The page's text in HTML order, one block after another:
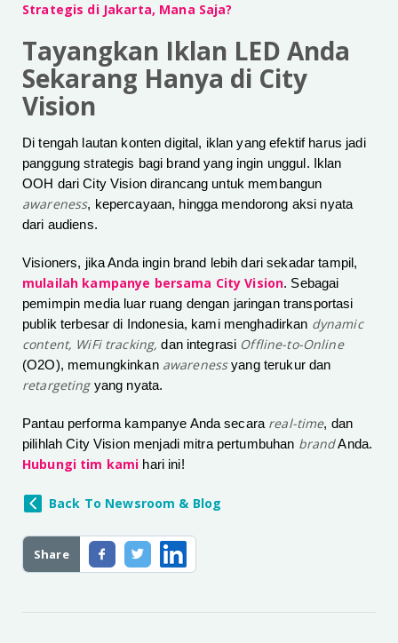
Share
Strategis di Jakarta, Mana Saja?
Tayangkan Iklan LED Anda
Sekarang Hanya di City
Vision
Di tengah lautan konten digital, iklan yang efektif harus jadi
panggung strategis bagi brand yang ingin unggul. Iklan
OOH dari City Vision dirancang untuk membangun
awareness, kepercayaan, hingga mendorong aksi nyata
dari audiens.
Visioners, jika Anda ingin brand lebih dari sekadar tampil,
mulailah kampanye bersama City Vision. Sebagai
pemimpin media luar ruang dengan jaringan transportasi
publik terbesar di Indonesia, kami menghadirkan dynamic
content, WiFi tracking, dan integrasi Offline-to-Online
(O2O), memungkinkan awarenessyang terukur dan
retargetingyang nyata.
Pantau performa kampanye Anda secara real-time, dan
pilihlah City Vision menjadi mitra pertumbuhan brandAnda.
Hubungi tim kami hari ini!
Back To Newsroom & Blog